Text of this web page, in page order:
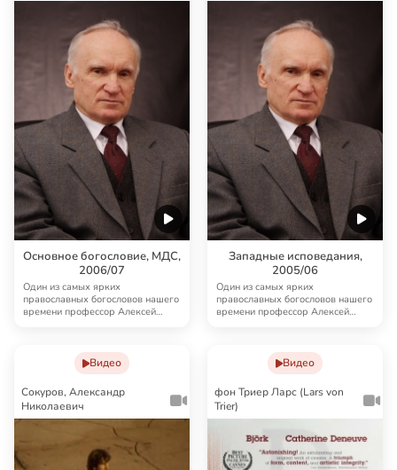
Основное богословие, МДС,
2006/07
Один из самых ярких
православных богословов нашего
времени профессор Алексей
Западные исповедания,
2005/06
Один из самых ярких
православных богословов нашего
времени профессор Алексей
Видео
Сокуров, Александр
Николаевич
Видео
фон Триер Ларс (Lars von
Trier)